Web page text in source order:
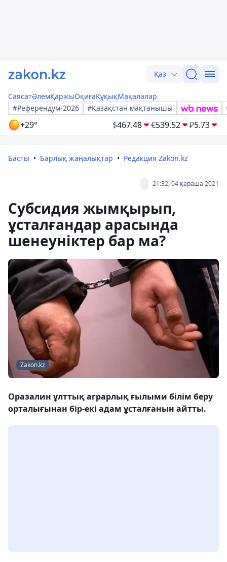
Қаз
СаясатӘлемҚаржыОқиғаҚұқықМақалалар
#Референдум-2026
#Қазақстан мақтанышы
+29° $467.48 €539.52 ₽5.73
Басты Барлық жаңалықтар Редакция Zakon.kz
21:32, 04 қараша 2021
Субсидия жымқырып,
ұсталғандар арасында
шенеуніктер бар ма?
Zakon.kz
Оразалин ұлттық аграрлық ғылыми білім беру
орталығынан бір-екі адам ұсталғанын айтты.